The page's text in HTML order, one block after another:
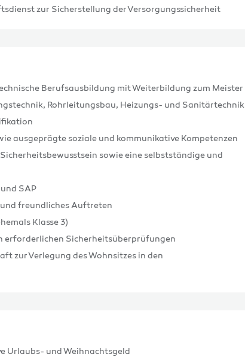
zur Sicherstellung der Versorgungssicherheit
Berufsausbildung mit Weiterbildung zum Meister
Rohrleitungsbau, Heizungs- und Sanitärtechnik
ausgeprägte soziale und kommunikative Kompetenzen
sowie eine selbstständige und
SAP
freundliches Auftreten
Klasse 3)
erforderlichen Sicherheitsüberprüfungen
zur Verlegung des Wohnsitzes in den
Urlaubs- und Weihnachtsgeld